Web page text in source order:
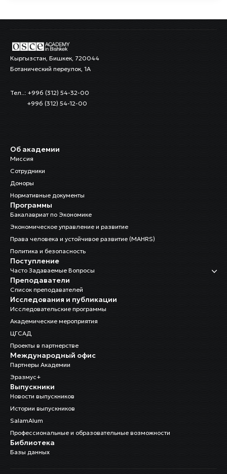
Кыргызстан, Бишкек, 720044
Ботанический переулок, 1А
Тел..: +996 (312) 54-32-00
+996 (312) 54-12-00
Об академии
Миссия
Сотрудники
Доноры
Нормативные документы
Программы
Бакалавриат по Экономике
Экономическое управление и развитие
Права человека и устойчивое развитие (MAHRS)
Политика и безопасность
Поступление
Часто Задаваемые Вопросы
Преподаватели
Список преподавателей
Исследования и публикации
Исследовательские программы
Академические мероприятия
ЦГСАД
Проекты в партнерстве
Международный офис
Партнеры Академии
Эразмус+
Выпускники
Новости выпускников
Истории выпускников
SalamAlum
Профессиональные и образовательные возможности
Библиотека
Базы данных